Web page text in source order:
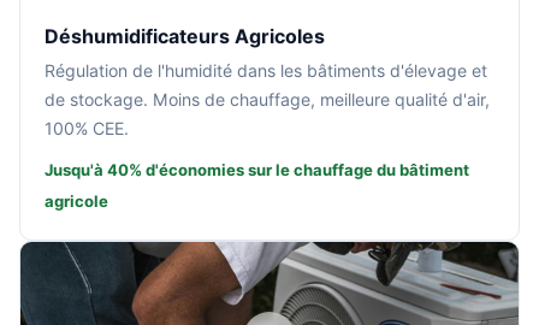
Déshumidificateurs Agricoles
Régulation de l'humidité dans les bâtiments d'élevage et
de stockage. Moins de chauffage, meilleure qualité d'air,
100% CEE.
Jusqu'à 40% d'économies sur le chauffage du bâtiment
agricole